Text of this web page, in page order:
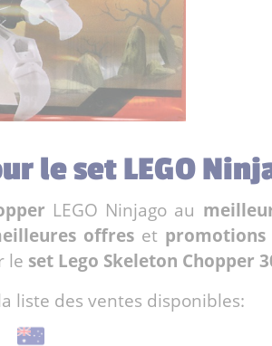
le set LEGO
LEGO Ninjago au
offreset promotions
le set Lego Skeleton Chopper
liste des ventes disponibles: